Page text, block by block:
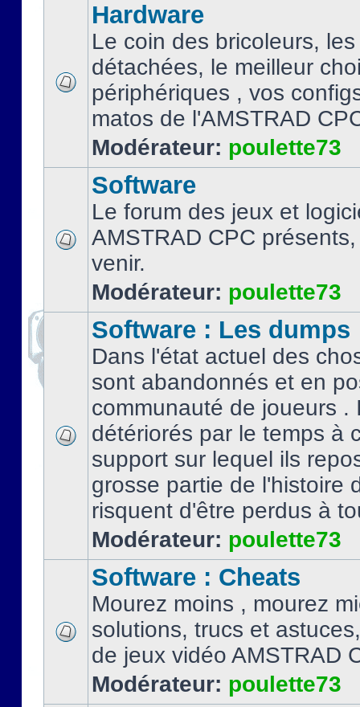
Hardware
Le coin des bricoleurs,
détachées, le meilleur
périphériques , vos
matos de l'AMSTRAD
Modérateur: poulette73
Software
Le forum des jeux et
AMSTRAD CPC
venir.
Modérateur: poulette73
Software : Les dumps
Dans l'état actuel des
sont abandonnés et en
communauté de joueurs .
détériorés par le temps à
support sur lequel ils
grosse partie de l'histoire
risquent d'être perdus à
Modérateur: poulette73
Software : Cheats
Mourez moins , mourez
solutions, trucs et
de jeux vidéo AMSTRAD
Modérateur: poulette73